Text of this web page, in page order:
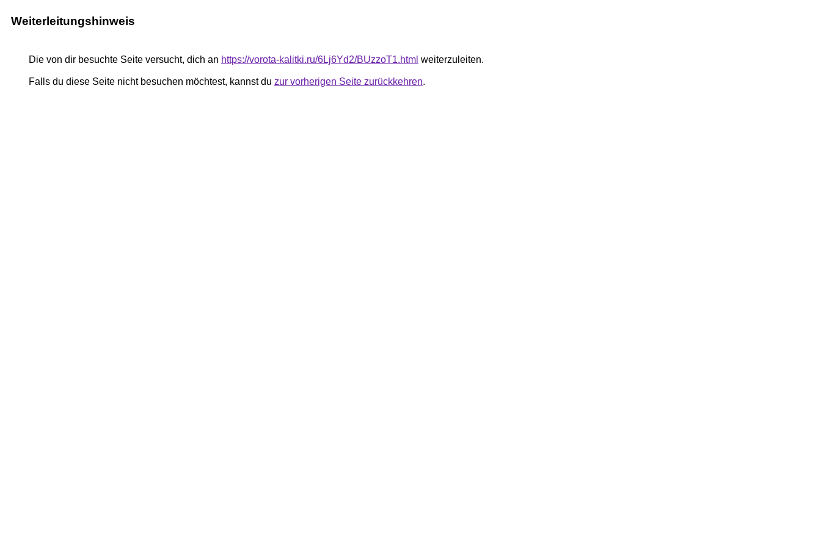
Weiterleitungshinweis
Die von dir besuchte Seite versucht, dich an https://vorota-kalitki.ru/6Lj6Yd2/BUzzoT1.html weiterzuleiten.
Falls du diese Seite nicht besuchen möchtest, kannst du zur vorherigen Seite zurückkehren.